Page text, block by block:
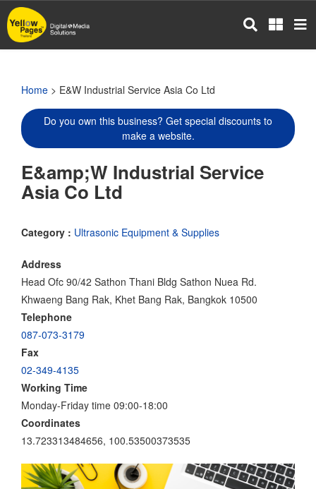
Skip
to
main
Home > E&W Industrial Service Asia Co Ltd
Do you own this business? Get special discounts to
make a website.
E&amp;W Industrial Service
Asia Co Ltd
Category : Ultrasonic Equipment & Supplies
Address
Head Ofc 90/42 Sathon Thani Bldg Sathon Nuea Rd.
Khwaeng Bang Rak, Khet Bang Rak, Bangkok 10500
Telephone
087-073-3179
Fax
02-349-4135
Working Time
Monday-Friday time 09:00-18:00
Coordinates
13.723313484656, 100.53500373535